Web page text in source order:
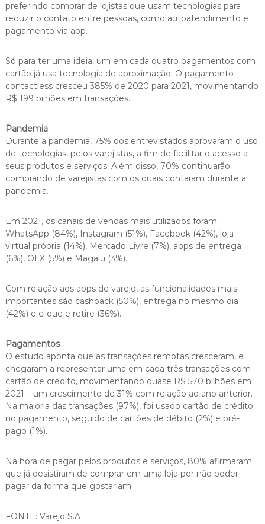
preferindo comprar de lojistas que usam tecnologias para
reduzir o contato entre pessoas, como autoatendimento e
pagamento via app.
Só para ter uma ideia, um em cada quatro pagamentos com
cartão já usa tecnologia de aproximação. O pagamento
contactless cresceu 385% de 2020 para 2021, movimentando
R$ 199 bilhões em transações.
Pandemia
Durante a pandemia, 75% dos entrevistados aprovaram o uso
de tecnologias, pelos varejistas, a fim de facilitar o acesso a
seus produtos e serviços. Além disso, 70% continuarão
comprando de varejistas com os quais contaram durante a
pandemia.
Em 2021, os canais de vendas mais utilizados foram:
WhatsApp (84%), Instagram (51%), Facebook (42%), loja
virtual própria (14%), Mercado Livre (7%), apps de entrega
(6%), OLX (5%) e Magalu (3%).
Com relação aos apps de varejo, as funcionalidades mais
importantes são cashback (50%), entrega no mesmo dia
(42%) e clique e retire (36%).
Pagamentos
O estudo aponta que as transações remotas cresceram, e
chegaram a representar uma em cada três transações com
cartão de crédito, movimentando quase R$ 570 bilhões em
2021 – um crescimento de 31% com relação ao ano anterior.
Na maioria das transações (97%), foi usado cartão de crédito
no pagamento, seguido de cartões de débito (2%) e pré-
pago (1%).
Na hora de pagar pelos produtos e serviços, 80% afirmaram
que já desistiram de comprar em uma loja por não poder
pagar da forma que gostariam.
FONTE: Varejo S.A